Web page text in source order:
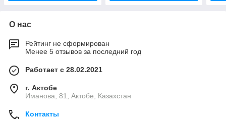
О нас
Рейтинг не сформирован
Менее 5 отзывов за последний год
Работает с 28.02.2021
г. Актобе
Иманова, 81, Актобе, Казахстан
Контакты